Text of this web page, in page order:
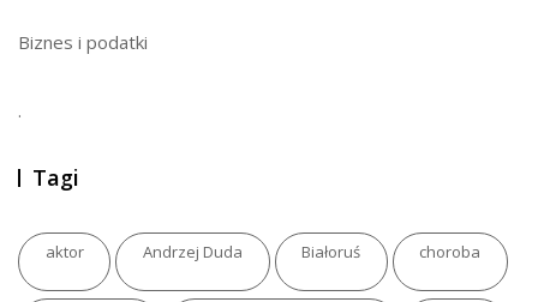
Biznes i podatki
.
Tagi
aktor Andrzej Duda Białoruś choroba